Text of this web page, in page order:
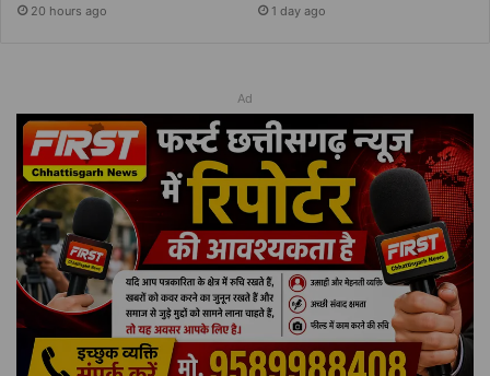
20 hours ago 1 day ago
Ad